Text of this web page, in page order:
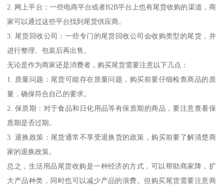
2. 网上平台：一些电商平台或者B2B平台上也有尾货收购的渠道，商
家可以通过这些平台找到尾货供应商。
3. 尾货回收公司：一些专门的尾货回收公司会收购类型的尾货，并
进行整理、包装后再出售。
无论是作为商家还是消费者，购买尾货需要注意以下几点：
1. 质量问题：尾货可能存在质量问题，购买前要仔细检查商品的质
量，确保符合自己的要求。
2. 保质期：对于食品和日化用品等有保质期的商品，要注意查看保
质期是否过期。
3. 退换政策：尾货通常不享受退换货的政策，购买前要了解清楚商
家的退换政策。
总之，生活用品尾货收购是一种经济的方式，可以帮助商家降，扩
大产品种类，同时也可以减少产品的浪费。但购买尾货需要注意商